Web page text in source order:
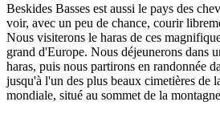
Beskides Basses est aussi le pays des
voir, avec un peu de chance, courir
Nous visiterons le haras de ces
grand d'Europe. Nous déjeunerons dans
haras, puis nous partirons en randonnée
jusqu'à l'un des plus beaux cimetières de
mondiale, situé au sommet de la